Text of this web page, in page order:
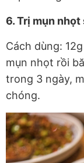
6. Trị mụn
Cách dùng:
mụn nhọt rồi
trong 3 ngày,
chóng.